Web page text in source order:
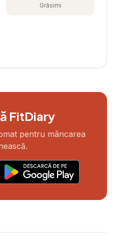
Grăsimi
FitDiary
pentru mâncarea